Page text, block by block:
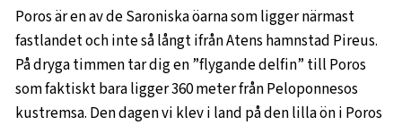
Poros är en av de Saroniska öarna som ligger närmast
fastlandet och inte så långt ifrån Atens hamnstad Pireus.
På dryga timmen tar dig en ”flygande delfin” till Poros
som faktiskt bara ligger 360 meter från Peloponnesos
kustremsa. Den dagen vi klev i land på den lilla ön i Poros